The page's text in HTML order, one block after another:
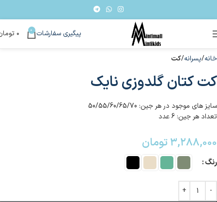
پیگیری سفارشات 0 ۰
خانه پسرانه کت
کت کتان گلدوزی نایک
سایز های موجود در هر جین: 50/55/60/65/70
تعداد هر جین: 6 عدد
۳,۲۸۸,۰۰۰تومان
رنگ